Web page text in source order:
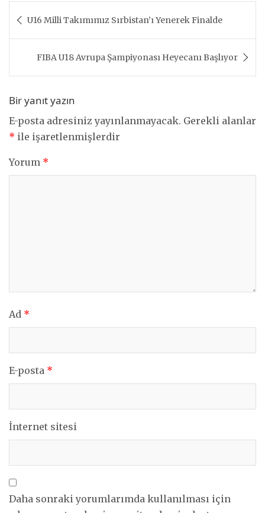
gezinmesi
U16 Milli Takımımız Sırbistan’ı Yenerek Finalde
FIBA U18 Avrupa Şampiyonası Heyecanı Başlıyor
Bir yanıt yazın
E-posta adresiniz yayınlanmayacak. Gerekli alanlar
* ile işaretlenmişlerdir
Yorum *
Ad *
E-posta *
İnternet sitesi
Daha sonraki yorumlarımda kullanılması için